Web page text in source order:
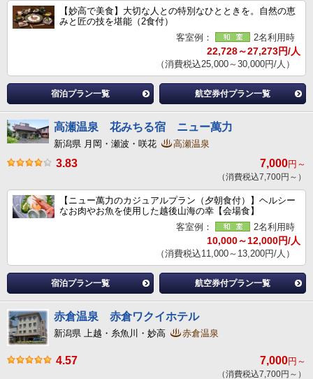
【妙高で美食】大切な人との特別なひとときを。自然の恵
みと匠の技を堪能（2食付）
客室例：
2名利用時
22,728～27,273円/人
（消費税込25,000～30,000円/人）
宿泊プラン一覧 航空券付プラン一覧
高瀬温泉 花みちる宿 ニュー萬力
新潟県 月岡・瀬波・咲花 高瀬温泉
3.83 7,000円～
（消費税込7,700円～）
【ニュー萬力のカジュアルプラン（夕朝食付）】ヘルシー
なお肉やお魚を使用した越後山海の幸【会場食】
客室例：
2名利用時
10,000～12,000円/人
（消費税込11,000～13,200円/人）
宿泊プラン一覧 航空券付プラン一覧
赤倉温泉 赤倉ワクイホテル
新潟県 上越・糸魚川・妙高 赤倉温泉
4.57 7,000円～
（消費税込7,700円～）